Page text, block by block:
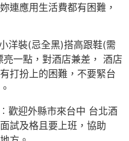
連應用生活費都有困難，
洋裝(忌全黑)搭高跟鞋(需
一點，對酒店兼差， 酒店
打扮上的困難，不要緊台
歡迎外縣市來台中 台北酒
試及格且要上班，協助